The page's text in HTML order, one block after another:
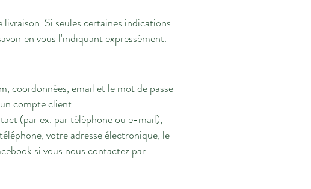
Si seules certaines indications
en vous l'indiquant expressément.
coordonnées, email et le mot de passe
compte client.
(par ex. par téléphone ou e-mail),
votre adresse électronique, le
si vous nous contactez par